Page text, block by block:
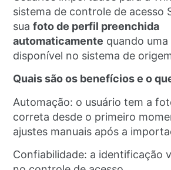
sistema de controle de acesso
suafoto de perfil preenchida
automaticamente quando
disponível no sistema de
Quais são os benefícios e o
Automação: o usuário tem a
correta desde o primeiro
ajustes manuais após a
Confiabilidade: a identificação